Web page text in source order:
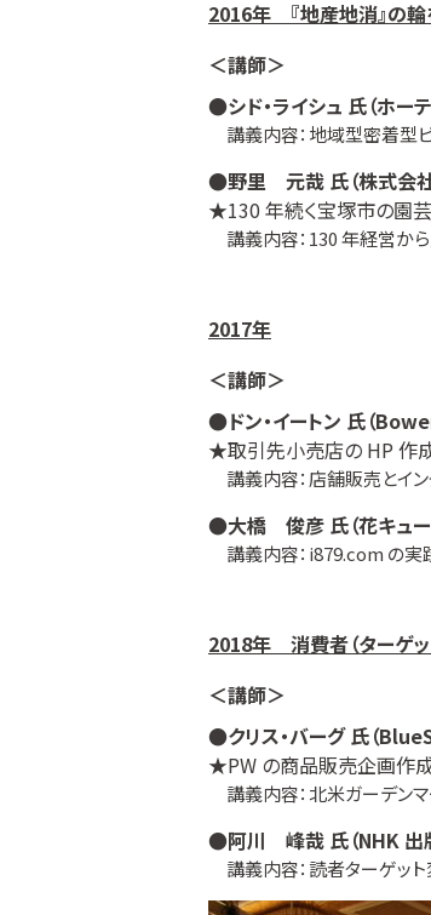
2016年 『地産地消』の
＜講師＞
●シド・ライシュ 氏（ホー
講義内容：地域型密着型
●野里 元哉 氏（株式会
★130 年続く宝塚市の園
講義内容：130 年経営か
2017年
＜講師＞
●ドン・イートン 氏（
★取引先小売店の HP 作
講義内容：店舗販売とイン
●大橋 俊彦 氏（花キュー
講義内容：i879.com の実
2018年 消費者（ターゲ
＜講師＞
●クリス・バーグ 氏（
★PW の商品販売企画作
講義内容：北米ガーデン
●阿川 峰哉 氏（NHK 出版
講義内容：読者ターゲッ